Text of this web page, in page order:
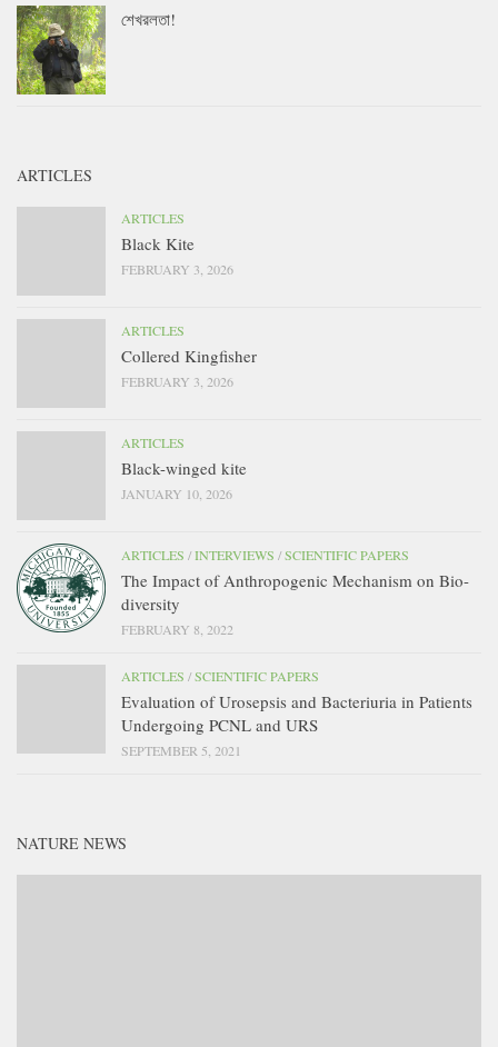
শেখরলতা!
ARTICLES
ARTICLES
Black Kite
FEBRUARY 3, 2026
ARTICLES
Collered Kingfisher
FEBRUARY 3, 2026
ARTICLES
Black-winged kite
JANUARY 10, 2026
ARTICLES /INTERVIEWS /SCIENTIFIC PAPERS
The Impact of Anthropogenic Mechanism on Bio-
diversity
FEBRUARY 8, 2022
ARTICLES /SCIENTIFIC PAPERS
Evaluation of Urosepsis and Bacteriuria in Patients
Undergoing PCNL and URS
SEPTEMBER 5, 2021
NATURE NEWS